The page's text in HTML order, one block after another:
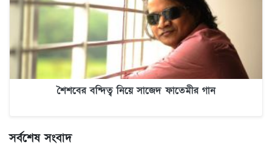
শৈশবের বন্দিত্ব নিয়ে সাজেদ ফাতেমীর গান
সর্বশেষ সংবাদ